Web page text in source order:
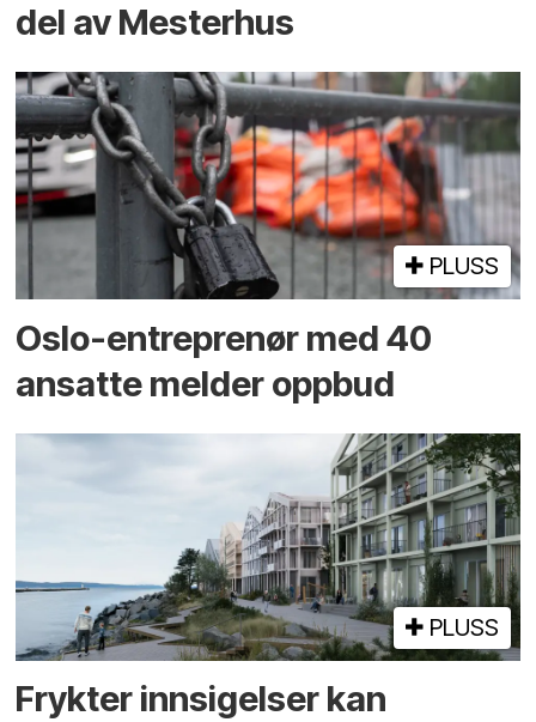
del av Mesterhus
PLUSS
Oslo-entreprenør med 40
ansatte melder oppbud
PLUSS
Frykter innsigelser kan